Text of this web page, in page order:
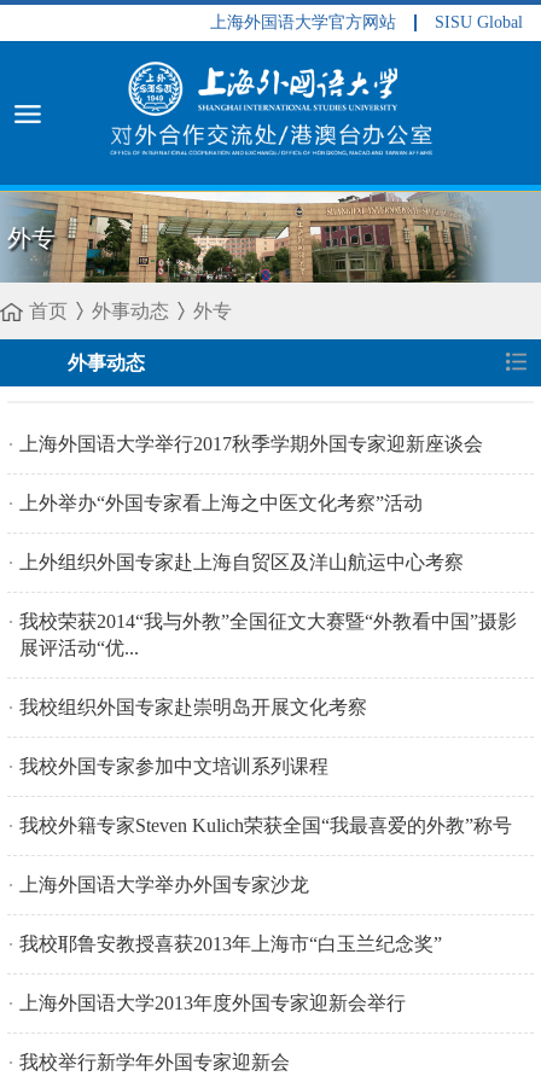
上海外国语大学官方网站 SISU Global
外专
首页 外事动态 外专
外事动态
上海外国语大学举行2017秋季学期外国专家迎新座谈会
上外举办“外国专家看上海之中医文化考察”活动
上外组织外国专家赴上海自贸区及洋山航运中心考察
我校荣获2014“我与外教”全国征文大赛暨“外教看中国”摄影
展评活动“优...
我校组织外国专家赴崇明岛开展文化考察
我校外国专家参加中文培训系列课程
我校外籍专家Steven Kulich荣获全国“我最喜爱的外教”称号
上海外国语大学举办外国专家沙龙
我校耶鲁安教授喜获2013年上海市“白玉兰纪念奖”
上海外国语大学2013年度外国专家迎新会举行
我校举行新学年外国专家迎新会